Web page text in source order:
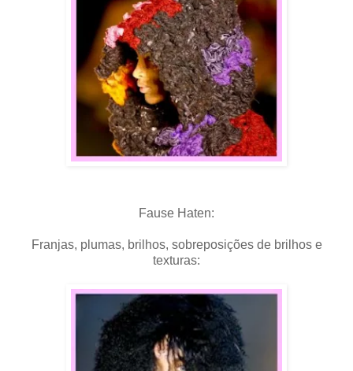
Fause Haten:
Franjas, plumas, brilhos, sobreposições de brilhos e
texturas: